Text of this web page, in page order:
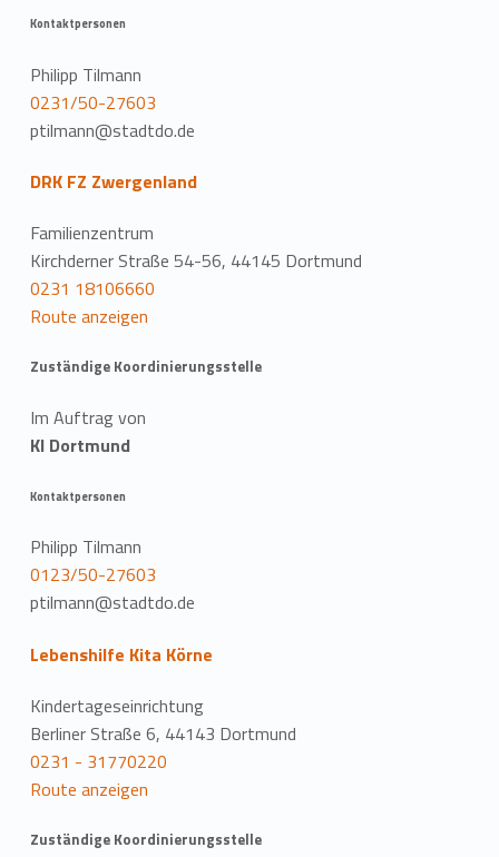
Kontaktpersonen
Philipp Tilmann
0231/50-27603
ptilmann@stadtdo.de
DRK FZ Zwergenland
Familienzentrum
Kirchderner Straße 54-56, 44145 Dortmund
0231 18106660
Route anzeigen
Zuständige Koordinierungsstelle
Im Auftrag von
KI Dortmund
Kontaktpersonen
Philipp Tilmann
0123/50-27603
ptilmann@stadtdo.de
Lebenshilfe Kita Körne
Kindertageseinrichtung
Berliner Straße 6, 44143 Dortmund
0231 - 31770220
Route anzeigen
Zuständige Koordinierungsstelle